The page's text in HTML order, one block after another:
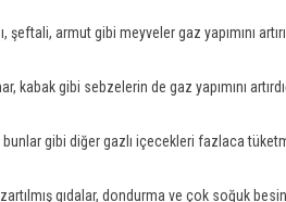
şeftali, armut gibi meyveler gaz yapımını
kabak gibi sebzelerin de gaz yapımını
bunlar gibi diğer gazlı içecekleri fazlaca
gıdalar, dondurma ve çok soğuk